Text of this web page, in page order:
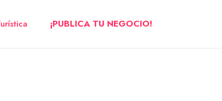
¡PUBLICA TU NEGOCIO!